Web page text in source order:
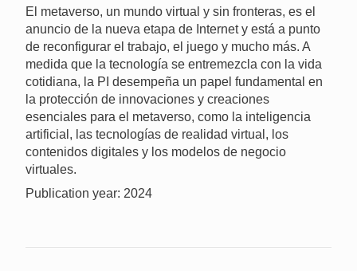
El metaverso, un mundo virtual y sin fronteras, es el
anuncio de la nueva etapa de Internet y está a punto
de reconfigurar el trabajo, el juego y mucho más. A
medida que la tecnología se entremezcla con la vida
cotidiana, la PI desempeña un papel fundamental en
la protección de innovaciones y creaciones
esenciales para el metaverso, como la inteligencia
artificial, las tecnologías de realidad virtual, los
contenidos digitales y los modelos de negocio
virtuales.
Publication year: 2024